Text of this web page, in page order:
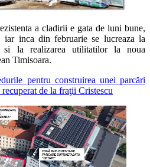
a cladirii e gata de luni bune,
iar inca din februarie se lucreaza la
si la realizarea utilitatilor la noua
Timisoara.
pentru construirea unei parcări
de la fraţii Cristescu